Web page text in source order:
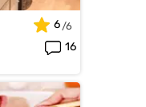
6
16